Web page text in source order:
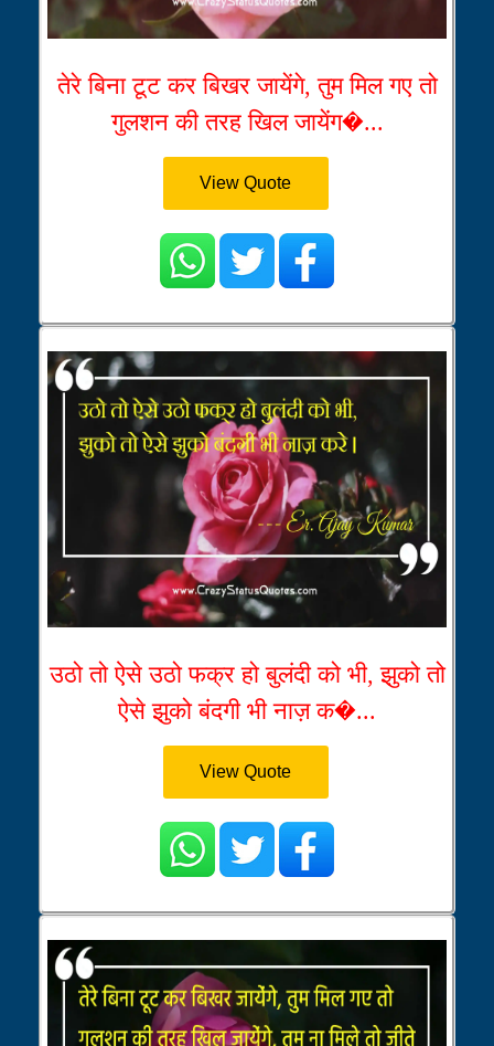
तेरे बिना टूट कर बिखर जायेंगे, तुम मिल गए तो
गुलशन की तरह खिल जायेंग�...
View Quote
उठो तो ऐसे उठो फक्र हो बुलंदी को भी, झुको तो
ऐसे झुको बंदगी भी नाज़ क�...
View Quote